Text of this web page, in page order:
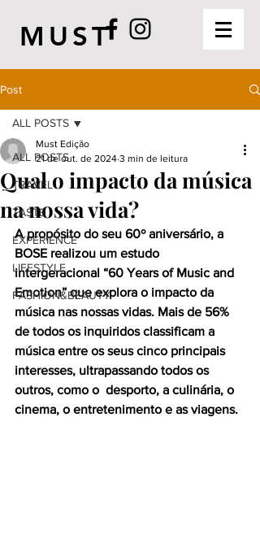
MUST
Post
ALL POSTS
TRAVEL
TASTE
EXPERIENCE
LIFESTYLE
FASHION&BEAUTY
ALL POSTS
Qual o impacto da música
na nossa vida?
Must Edição
21 de out. de 2024 3 min de leitura
A propósito do seu 60º aniversário, a
BOSE realizou um estudo
intergeracional “60 Years of Music and
Emotion” que explora o impacto da
música nas nossas vidas. Mais de 56%
de todos os inquiridos classificam a
música entre os seus cinco principais
interesses, ultrapassando todos os
outros, como o  desporto, a culinária, o
cinema, o entretenimento e as viagens.